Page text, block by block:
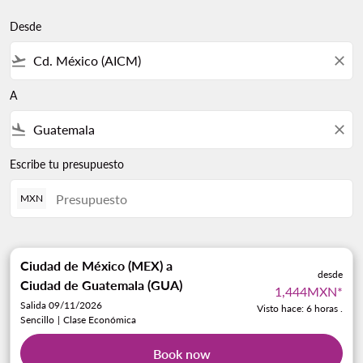
Desde
flight_takeoff close
A
flight_land close
Escribe tu presupuesto
MXN
Ciudad de México (MEX) a
Ciudad de Guatemala (GUA)
Salida 09/11/2026
Sencillo | Clase Económica
desde
1,444MXN*
Visto hace: 6 horas .
Book now